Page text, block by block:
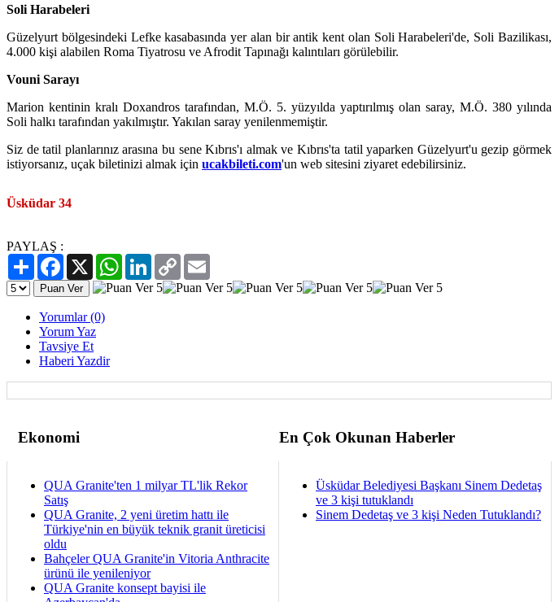
Soli Harabeleri
Güzelyurt bölgesindeki Lefke kasabasında yer alan bir antik kent olan Soli Harabeleri'de, Soli Bazilikası,
4.000 kişi alabilen Roma Tiyatrosu ve Afrodit Tapınağı kalıntıları görülebilir.
Vouni Sarayı
Marion kentinin kralı Doxandros tarafından, M.Ö. 5. yüzyılda yaptırılmış olan saray, M.Ö. 380 yılında
Soli halkı tarafından yakılmıştır. Yakılan saray yenilenmemiştir.
Siz de tatil planlarınız arasına bu sene Kıbrıs'ı almak ve Kıbrıs'ta tatil yaparken Güzelyurt'u gezip görmek
istiyorsanız, uçak biletinizi almak için ucakbileti.com'un web sitesini ziyaret edebilirsiniz.
Üsküdar 34
PAYLAŞ :
PaylaşFacebook
X WhatsAppLinkedIn
Copy
Link
Yorumlar (0)
Yorum Yaz
Tavsiye Et
Haberi Yazdir
Ekonomi En Çok Okunan Haberler
QUA Granite'ten 1 milyar TL'lik Rekor
Satış
QUA Granite, 2 yeni üretim hattı ile
Türkiye'nin en büyük teknik granit üreticisi
oldu
Bahçeler QUA Granite'in Vitoria Anthracite
ürünü ile yenileniyor
QUA Granite konsept bayisi ile
Üsküdar Belediyesi Başkanı Sinem Dedetaş
ve 3 kişi tutuklandı
Sinem Dedetaş ve 3 kişi Neden Tutuklandı?